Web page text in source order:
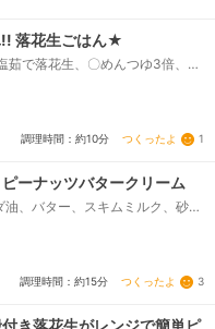
落花生ごはん★
茹で落花生、〇めんつゆ3倍、
でもOK)、〇みりん
調理時間：約10分 つくったよ 1
ーナッツバタークリーム
油、バター、スキムミルク、砂
調理時間：約15分 つくったよ 3
き落花生がレンジで簡単ピ